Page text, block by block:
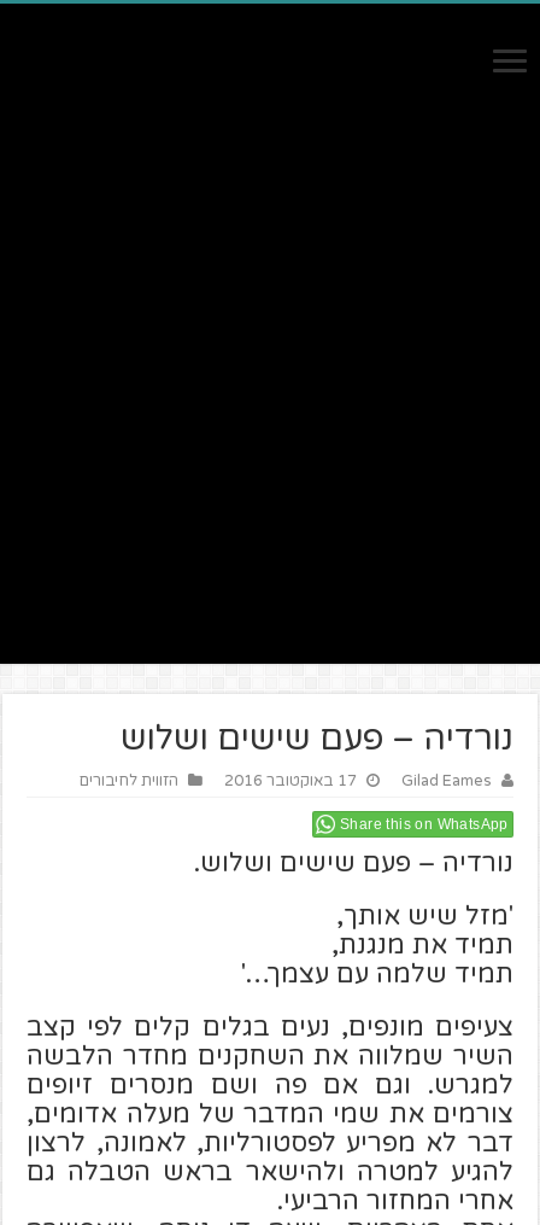
נורדיה – פעם שישים ושלוש
Gilad Eames 17 באוקטובר 2016 הזווית לחיבורים
Share this on WhatsApp
נורדיה – פעם שישים ושלוש.
'מזל שיש אותך,
תמיד את מנגנת,
תמיד שלמה עם עצמך…'
צעיפים מונפים, נעים בגלים קלים לפי קצב
השיר שמלווה את השחקנים מחדר הלבשה
למגרש. וגם אם פה ושם מנסרים זיופים
צורמים את שמי המדבר של מעלה אדומים,
דבר לא מפריע לפסטורליות, לאמונה, לרצון
להגיע למטרה ולהישאר בראש הטבלה גם
אחרי המחזור הרביעי.